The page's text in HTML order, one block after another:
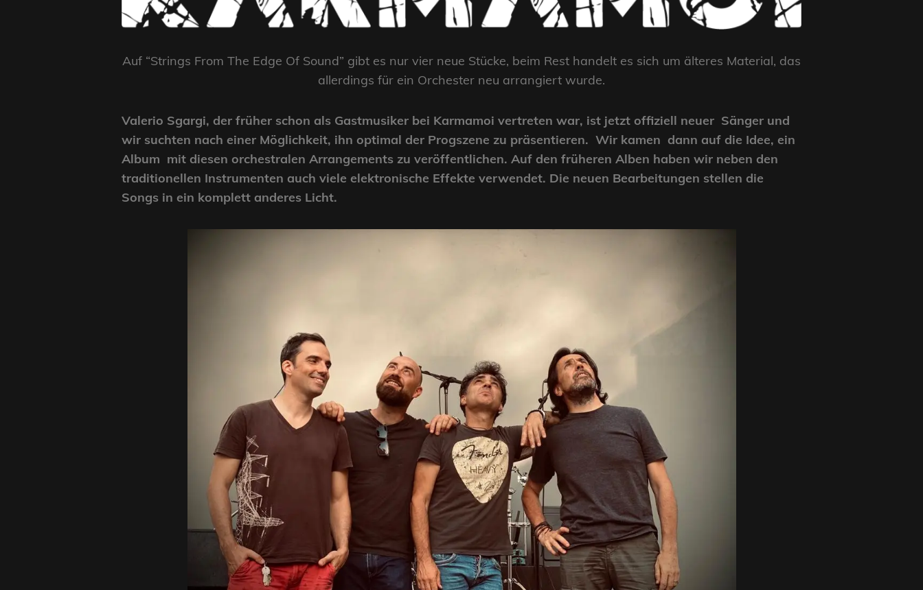
Auf “Strings From The Edge Of Sound” gibt es nur vier neue Stücke, beim Rest handelt es sich um älteres Material, das
allerdings für ein Orchester neu arrangiert wurde.
Valerio Sgargi, der früher schon als Gastmusiker bei Karmamoi vertreten war, ist jetzt offiziell neuer Sänger und
wir suchten nach einer Möglichkeit, ihn optimal der Progszene zu präsentieren. Wir kamen dann auf die Idee, ein
Album mit diesen orchestralen Arrangements zu veröffentlichen. Auf den früheren Alben haben wir neben den
traditionellen Instrumenten auch viele elektronische Effekte verwendet. Die neuen Bearbeitungen stellen die
Songs in ein komplett anderes Licht.